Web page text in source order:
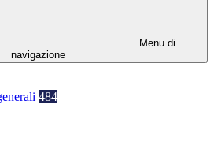
Menu di
navigazione
484